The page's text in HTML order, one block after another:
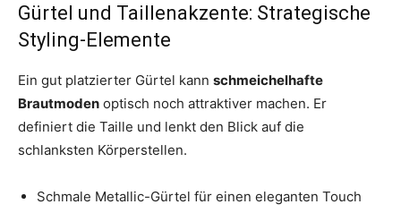
Gürtel und Taillenakzente: Strategische
Styling-Elemente
Ein gut platzierter Gürtel kann schmeichelhafte
Brautmoden optisch noch attraktiver machen. Er
definiert die Taille und lenkt den Blick auf die
schlanksten Körperstellen.
Schmale Metallic-Gürtel für einen eleganten Touch